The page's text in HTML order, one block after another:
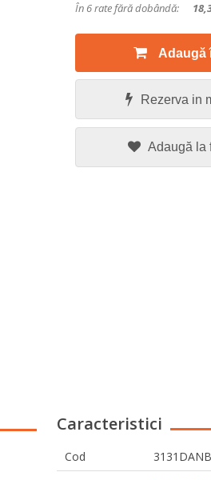
În 6 rate fără dobândă:
Adaugă
Rezerva in
Adaugă la
Caracteristici
Cod
3131DANB